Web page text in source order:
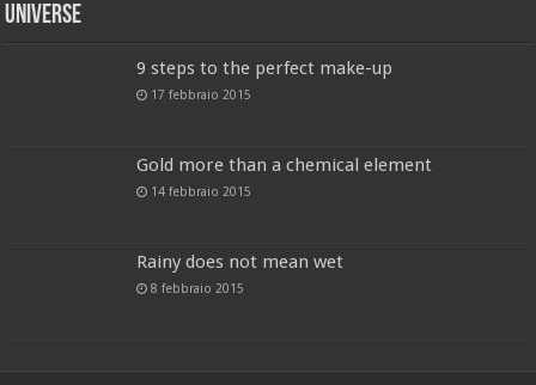
Universe
9 steps to the perfect make-up
17 febbraio 2015
Gold more than a chemical element
14 febbraio 2015
Rainy does not mean wet
8 febbraio 2015